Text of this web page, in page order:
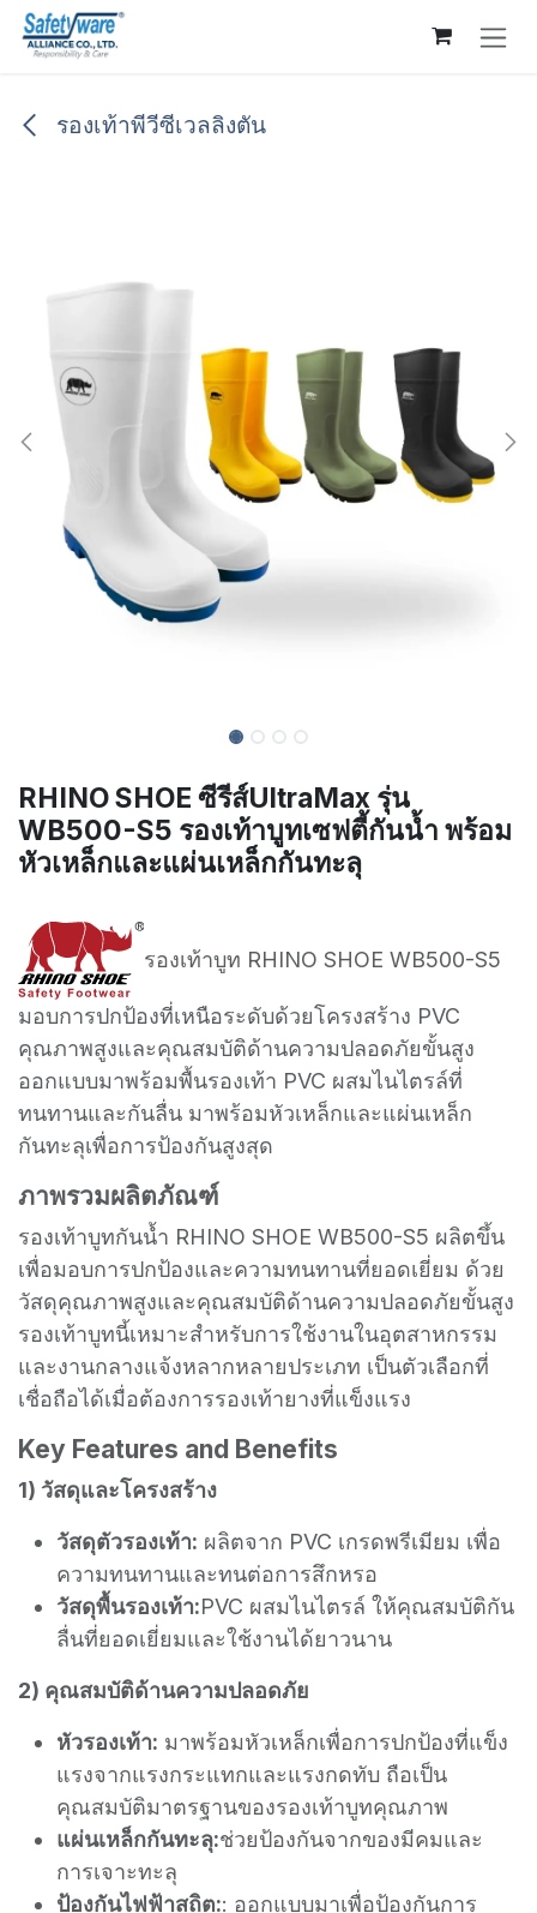
Skip to Content
รองเท้าพีวีซีเวลลิงตัน
RHINO SHOE ซีรีส์UltraMax รุ่น
WB500-S5 รองเท้าบูทเซฟตี้กันน้ำ พร้อม
หัวเหล็กและแผ่นเหล็กกันทะลุ
รองเท้าบูท RHINO SHOE WB500-S5
มอบการปกป้องที่เหนือระดับด้วยโครงสร้าง PVC
คุณภาพสูงและคุณสมบัติด้านความปลอดภัยขั้นสูง
ออกแบบมาพร้อมพื้นรองเท้า PVC ผสมไนไตรล์ที่
ทนทานและกันลื่น มาพร้อมหัวเหล็กและแผ่นเหล็ก
กันทะลุเพื่อการป้องกันสูงสุด
ภาพรวมผลิตภัณฑ์
รองเท้าบูทกันน้ำ RHINO SHOE WB500-S5 ผลิตขึ้น
เพื่อมอบการปกป้องและความทนทานที่ยอดเยี่ยม ด้วย
วัสดุคุณภาพสูงและคุณสมบัติด้านความปลอดภัยขั้นสูง
รองเท้าบูทนี้เหมาะสำหรับการใช้งานในอุตสาหกรรม
และงานกลางแจ้งหลากหลายประเภท เป็นตัวเลือกที่
เชื่อถือได้เมื่อต้องการรองเท้ายางที่แข็งแรง
Key Features and Benefits
1) วัสดุและโครงสร้าง
วัสดุตัวรองเท้า: ผลิตจาก PVC เกรดพรีเมียม เพื่อ
ความทนทานและทนต่อการสึกหรอ
วัสดุพื้นรองเท้า:PVC ผสมไนไตรล์ ให้คุณสมบัติกัน
ลื่นที่ยอดเยี่ยมและใช้งานได้ยาวนาน
2) คุณสมบัติด้านความปลอดภัย
หัวรองเท้า: มาพร้อมหัวเหล็กเพื่อการปกป้องที่แข็ง
แรงจากแรงกระแทกและแรงกดทับ ถือเป็น
คุณสมบัติมาตรฐานของรองเท้าบูทคุณภาพ
แผ่นเหล็กกันทะลุ:ช่วยป้องกันจากของมีคมและ
การเจาะทะลุ
ป้องกันไฟฟ้าสถิต:: ออกแบบมาเพื่อป้องกันการ